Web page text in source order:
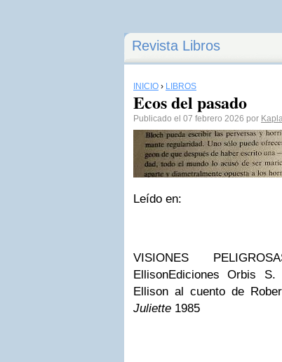
Revista Libros
INICIO › LIBROS
Ecos del pasado
Publicado el 07 febrero 2026 por
Leído en:
VISIONES
EllisonEdiciones Orbis
Ellison al cuento de
Juliette 1985